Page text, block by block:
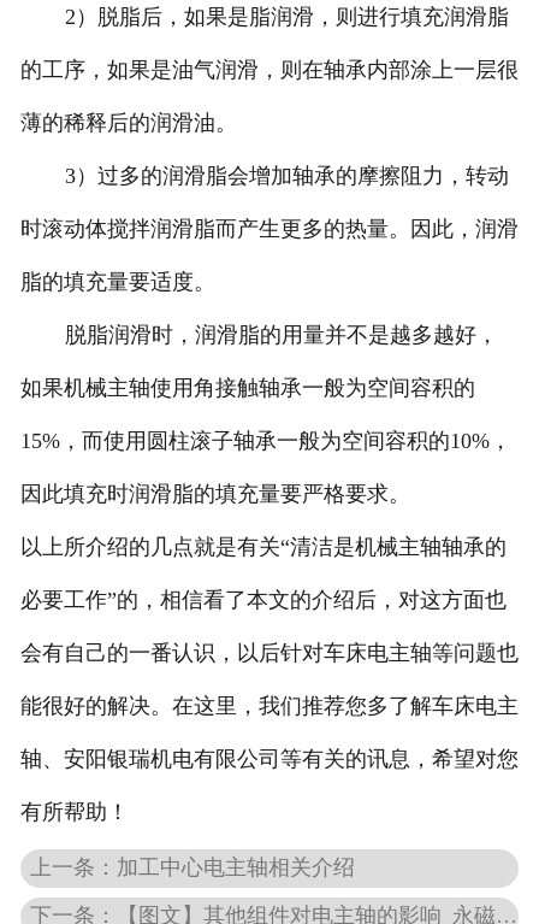
2）脱脂后，如果是脂润滑，则进行填充润滑脂
的工序，如果是油气润滑，则在轴承内部涂上一层很
薄的稀释后的润滑油。
3）过多的润滑脂会增加轴承的摩擦阻力，转动
时滚动体搅拌润滑脂而产生更多的热量。因此，润滑
脂的填充量要适度。
脱脂润滑时，润滑脂的用量并不是越多越好，
如果机械主轴使用角接触轴承一般为空间容积的
15%，而使用圆柱滚子轴承一般为空间容积的10%，
因此填充时润滑脂的填充量要严格要求。
以上所介绍的几点就是有关“清洁是机械主轴轴承的
必要工作”的，相信看了本文的介绍后，对这方面也
会有自己的一番认识，以后针对车床电主轴等问题也
能很好的解决。在这里，我们推荐您多了解车床电主
轴、安阳银瑞机电有限公司等有关的讯息，希望对您
有所帮助！
上一条：加工中心电主轴相关介绍
下一条：【图文】其他组件对电主轴的影响_永磁同步磨削电主轴有哪些优势